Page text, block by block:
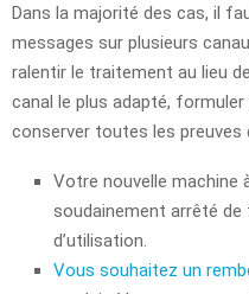
Dans la majorité des cas, il
messages sur plusieurs
ralentir le traitement au lieu
canal le plus adapté,
conserver toutes les preuves
Votre nouvelle machine
soudainement arrêté
d’utilisation.
Vous souhaitez un